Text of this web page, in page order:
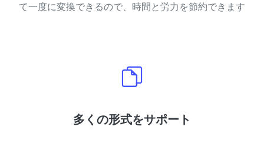
て一度に変換できるので、時間と労力を節約できます
多くの形式をサポート